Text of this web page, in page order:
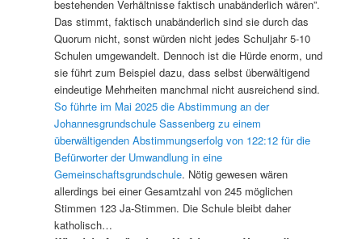
bestehenden Verhältnisse faktisch unabänderlich wären”.
Das stimmt, faktisch unabänderlich sind sie durch das
Quorum nicht, sonst würden nicht jedes Schuljahr 5-10
Schulen umgewandelt. Dennoch ist die Hürde enorm, und
sie führt zum Beispiel dazu, dass selbst überwältigend
eindeutige Mehrheiten manchmal nicht ausreichend sind.
So führte im Mai 2025 die Abstimmung an der
Johannesgrundschule Sassenberg zu einem
überwältigenden Abstimmungserfolg von 122:12 für die
Befürworter der Umwandlung in eine
Gemeinschaftsgrundschule. Nötig gewesen wären
allerdings bei einer Gesamtzahl von 245 möglichen
Stimmen 123 Ja-Stimmen. Die Schule bleibt daher
katholisch…